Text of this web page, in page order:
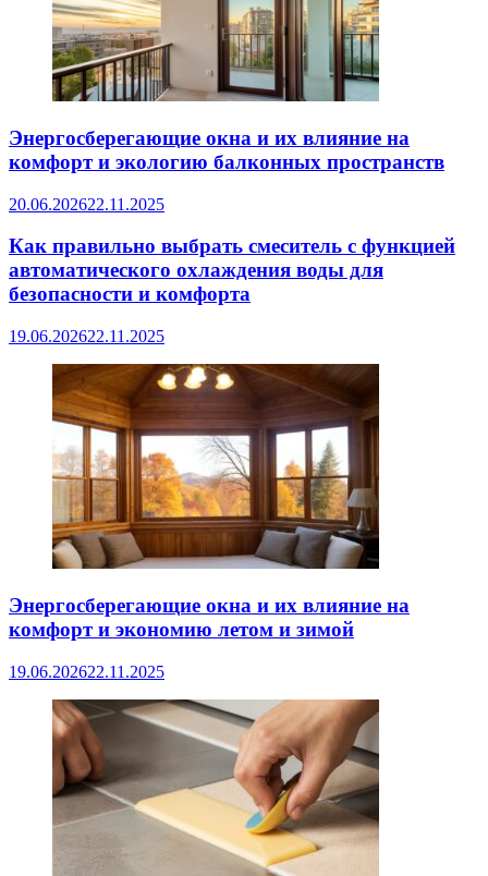
Энергосберегающие окна и их влияние на
комфорт и экологию балконных пространств
20.06.202622.11.2025
Как правильно выбрать смеситель с функцией
автоматического охлаждения воды для
безопасности и комфорта
19.06.202622.11.2025
Энергосберегающие окна и их влияние на
комфорт и экономию летом и зимой
19.06.202622.11.2025